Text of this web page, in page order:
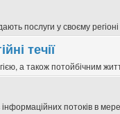
послуги у своєму регіоні
течії
а також потойбічним
потоків в